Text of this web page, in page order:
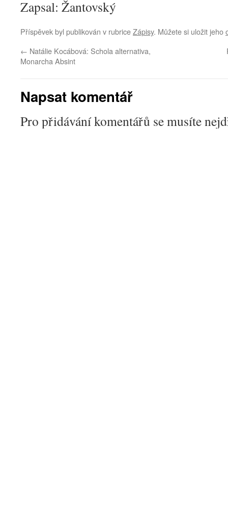
Zapsal: Žantovský
Příspěvek byl publikován v rubriceZápisy. Můžete si uložit jeho
← Natálie Kocábová: Schola alternativa,
Monarcha Absint
Napsat komentář
Pro přidávání komentářů se musíte